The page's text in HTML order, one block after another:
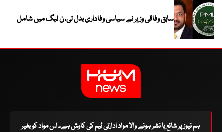
سابق وفاقی وزیر نے سیاسی وفاداری بدل لی، ن لیگ میں شامل
ہم نیوز پر شائع یا نشر ہونے والا مواد ادارتی ٹیم کی کاوش ہے۔ اس مواد کو بغیر